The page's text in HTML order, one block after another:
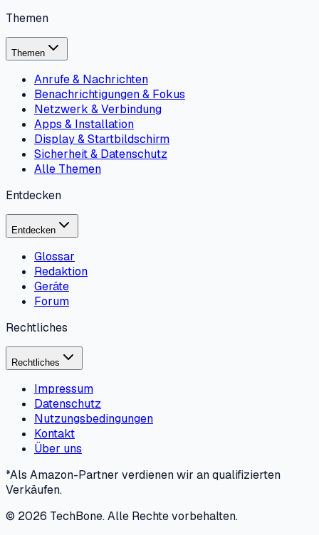
Themen
Themen
Anrufe & Nachrichten
Benachrichtigungen & Fokus
Netzwerk & Verbindung
Apps & Installation
Display & Startbildschirm
Sicherheit & Datenschutz
Alle Themen
Entdecken
Entdecken
Glossar
Redaktion
Geräte
Forum
Rechtliches
Rechtliches
Impressum
Datenschutz
Nutzungsbedingungen
Kontakt
Über uns
*Als Amazon-Partner verdienen wir an qualifizierten
Verkäufen.
© 2026 TechBone.Alle Rechte vorbehalten.